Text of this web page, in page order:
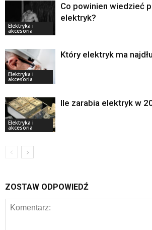
Elektryka i
akcesoria
Co powinien wiedzieć
elektryk?
Elektryka i
akcesoria
Który elektryk ma
Elektryka i
akcesoria
Ile zarabia elektryk w
ZOSTAW ODPOWIEDŹ